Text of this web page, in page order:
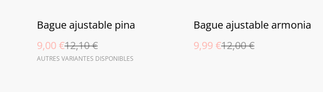
%
Bague ajustable pina
9,00 €12,10 €
AUTRES VARIANTES DISPONIBLES
%
Bague ajustable armonia
9,99 €12,00 €